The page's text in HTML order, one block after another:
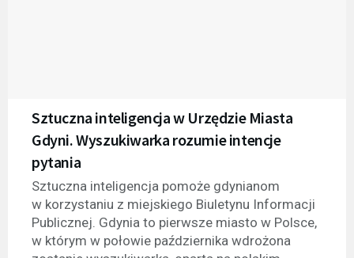
Sztuczna inteligencja w Urzędzie Miasta
Gdyni. Wyszukiwarka rozumie intencje
pytania
Sztuczna inteligencja pomoże gdynianom
w korzystaniu z miejskiego Biuletynu Informacji
Publicznej. Gdynia to pierwsze miasto w Polsce,
w którym w połowie października wdrożona